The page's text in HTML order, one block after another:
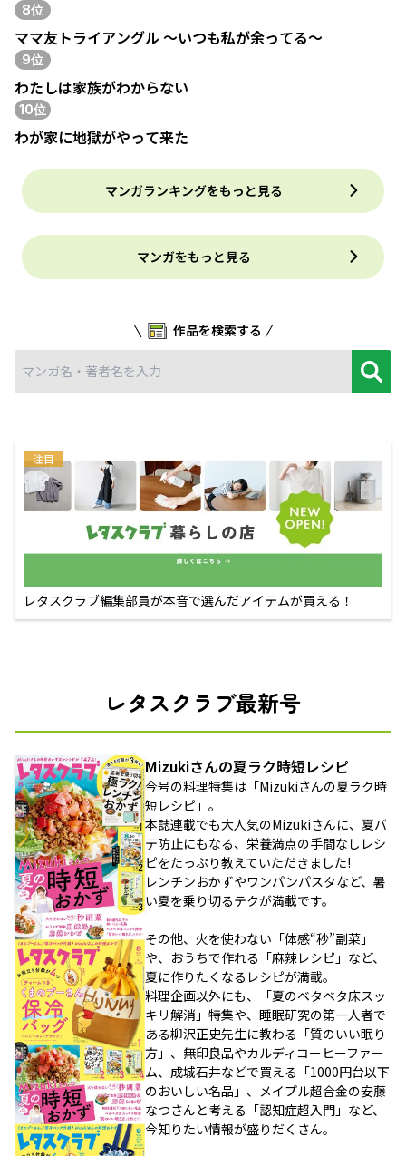
8位
ママ友トライアングル ～いつも私が余ってる～
9位
わたしは家族がわからない
10位
わが家に地獄がやって来た
マンガランキングをもっと見る
マンガをもっと見る
作品を検索する
注目
レタスクラブ編集部員が本音で選んだアイテムが買える！
レタスクラブ最新号
Mizukiさんの夏ラク時短レシピ
今号の料理特集は「Mizukiさんの夏ラク時
短レシピ」。
本誌連載でも大人気のMizukiさんに、夏バ
テ防止にもなる、栄養満点の手間なしレシ
ピをたっぷり教えていただきました!
レンチンおかずやワンパンパスタなど、暑
い夏を乗り切るテクが満載です。
その他、火を使わない「体感“秒”副菜」
や、おうちで作れる「麻辣レシピ」など、
夏に作りたくなるレシピが満載。
料理企画以外にも、「夏のベタベタ床スッ
キリ解消」特集や、睡眠研究の第一人者で
ある柳沢正史先生に教わる「質のいい眠り
方」、無印良品やカルディコーヒーファー
ム、成城石井などで買える「1000円台以下
のおいしい名品」、メイプル超合金の安藤
なつさんと考える「認知症超入門」など、
今知りたい情報が盛りだくさん。